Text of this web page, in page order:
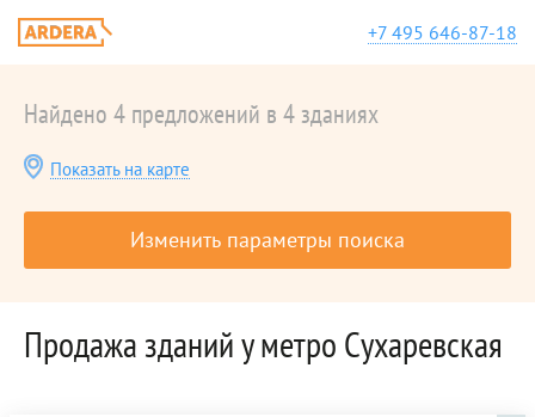
+7 495 646-87-18
Найдено 4 предложений в 4 зданиях
Показать на карте
Изменить параметры поиска
Продажа зданий у метро Сухаревская